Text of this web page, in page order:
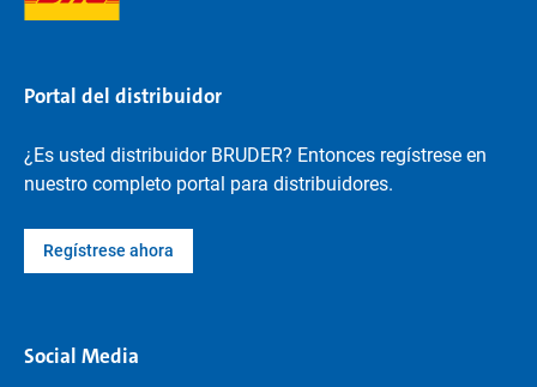
Portal del distribuidor
¿Es usted distribuidor BRUDER? Entonces regístrese en
nuestro completo portal para distribuidores.
Regístrese ahora
Social Media